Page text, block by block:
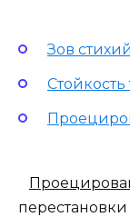
Зов стихий
Стойкость